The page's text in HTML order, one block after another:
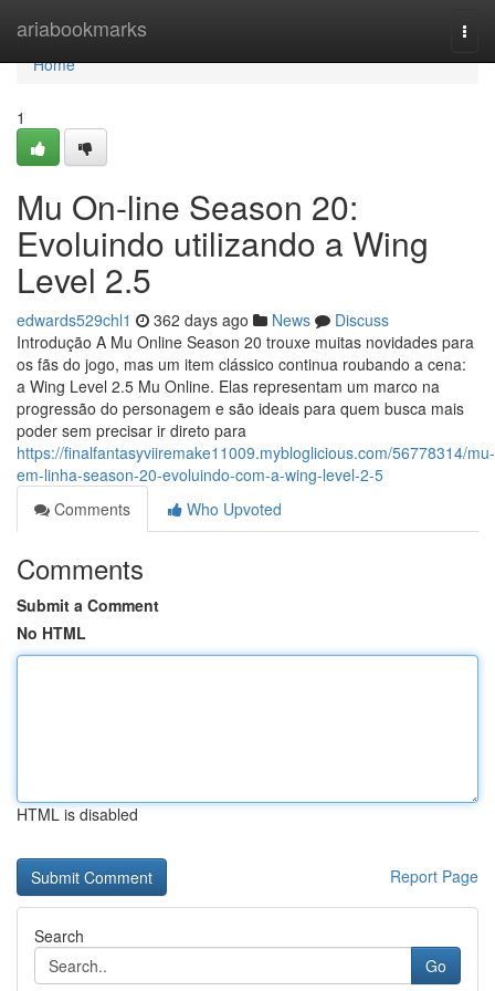
ariabookmarks
Home
Home
1
Mu On-line Season 20:
Evoluindo utilizando a Wing
Level 2.5
edwards529chl1 362 days ago News
Discuss
Introdução A Mu Online Season 20 trouxe muitas novidades para
os fãs do jogo, mas um item clássico continua roubando a cena:
a Wing Level 2.5 Mu Online. Elas representam um marco na
progressão do personagem e são ideais para quem busca mais
poder sem precisar ir direto para
https://finalfantasyviiremake11009.mybloglicious.com/56778314/mu-
em-linha-season-20-evoluindo-com-a-wing-level-2-5
Comments
Who Upvoted
Comments
Submit a Comment
No HTML
HTML is disabled
Report Page
Search
Go